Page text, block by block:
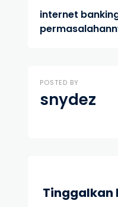
internet
POSTED BY
snydez
Tinggalkan